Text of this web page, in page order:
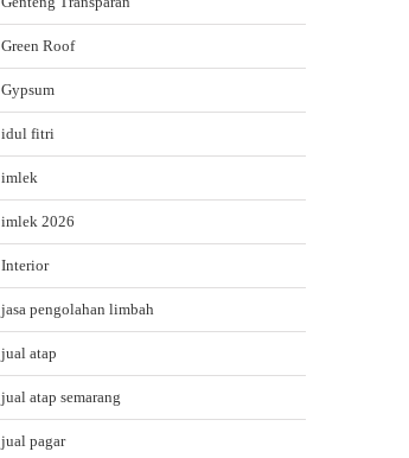
Green Roof
Gypsum
idul fitri
imlek
imlek 2026
Interior
jasa pengolahan limbah
jual atap
jual atap semarang
jual pagar